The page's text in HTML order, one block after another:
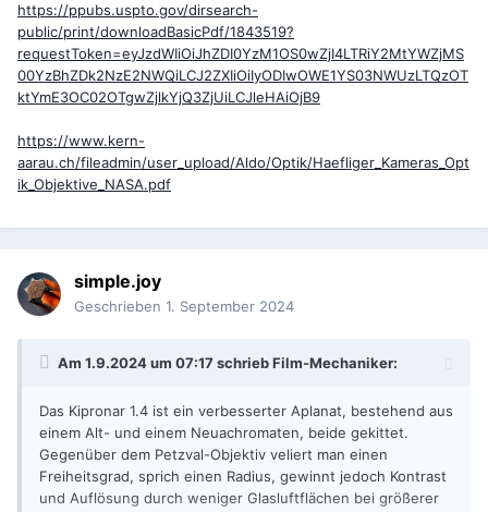
https://ppubs.uspto.gov/dirsearch-
public/print/downloadBasicPdf/1843519?
requestToken=eyJzdWIiOiJhZDI0YzM1OS0wZjI4LTRiY2MtYWZjMS
00YzBhZDk2NzE2NWQiLCJ2ZXIiOiIyODIwOWE1YS03NWUzLTQzOT
ktYmE3OC02OTgwZjlkYjQ3ZjUiLCJleHAiOjB9
https://www.kern-
aarau.ch/fileadmin/user_upload/Aldo/Optik/Haefliger_Kameras_Opt
ik_Objektive_NASA.pdf
simple.joy
Geschrieben 1. September 2024
Am 1.9.2024 um 07:17 schriebFilm-Mechaniker:
Das Kipronar 1.4 ist ein verbesserter Aplanat, bestehend aus
einem Alt- und einem Neuachromaten, beide gekittet.
Gegenüber dem Petzval-Objektiv veliert man einen
Freiheitsgrad, sprich einen Radius, gewinnt jedoch Kontrast
und Auflösung durch weniger Glasluftflächen bei größerer